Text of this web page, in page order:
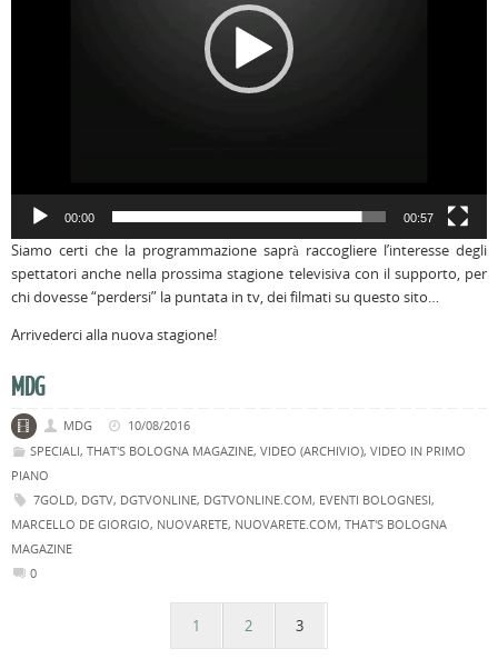
00:00 00:57
Siamo certi che la programmazione saprà raccogliere l’interesse degli
spettatori anche nella prossima stagione televisiva con il supporto, per
chi dovesse “perdersi” la puntata in tv, dei filmati su questo sito…
Arrivederci alla nuova stagione!
MDG
MDG
10/08/2016
SPECIALI, THAT'S BOLOGNA MAGAZINE, VIDEO (ARCHIVIO), VIDEO IN PRIMO
PIANO
7GOLD, DGTV, DGTVONLINE, DGTVONLINE.COM, EVENTI BOLOGNESI,
MARCELLO DE GIORGIO, NUOVARETE, NUOVARETE.COM, THAT'S BOLOGNA
MAGAZINE
0
1 2 3